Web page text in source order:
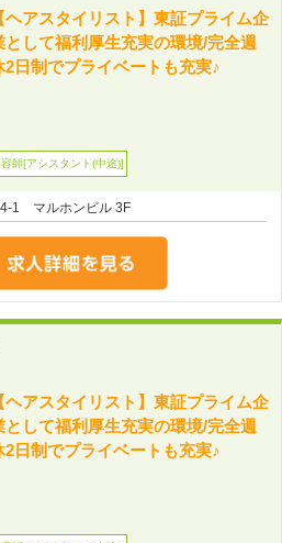
ヘアスタイリスト】東証プライム企
として福利厚生充実の環境/完全週
2日制でプライベートも充実♪
師[アシスタント(中途)]
4-1 マルホンビル 3F
ヘアスタイリスト】東証プライム企
として福利厚生充実の環境/完全週
2日制でプライベートも充実♪